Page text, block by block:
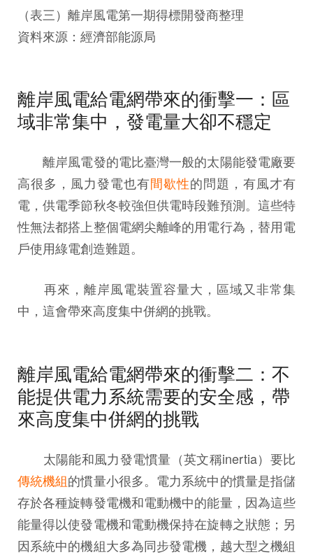
（表三）離岸風電第一期得標開發商整理
資料來源：經濟部能源局
離岸風電給電網帶來的衝擊一：區
域非常集中，發電量大卻不穩定
離岸風電發的電比臺灣一般的太陽能發電廠要
高很多，風力發電也有間歇性的問題，有風才有
電，供電季節秋冬較強但供電時段難預測。這些特
性無法都搭上整個電網尖離峰的用電行為，替用電
戶使用綠電創造難題。
再來，離岸風電裝置容量大，區域又非常集
中，這會帶來高度集中併網的挑戰。
離岸風電給電網帶來的衝擊二：不
能提供電力系統需要的安全感，帶
來高度集中併網的挑戰
太陽能和風力發電慣量（英文稱inertia）要比
傳統機組的慣量小很多。電力系統中的慣量是指儲
存於各種旋轉發電機和電動機中的能量，因為這些
能量得以使發電機和電動機保持在旋轉之狀態；另
因系統中的機組大多為同步發電機，越大型之機組